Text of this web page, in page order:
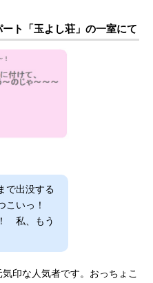
ト「玉よし荘」の一室にて
で出没する
こいっ！
私、もう
印な人気者です。おっちょこ